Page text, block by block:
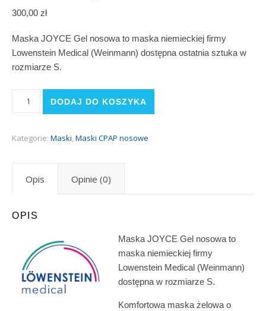
300,00 zł
Maska JOYCE Gel nosowa to maska niemieckiej firmy
Lowenstein Medical (Weinmann) dostępna ostatnia sztuka w
rozmiarze S.
DODAJ DO KOSZYKA
Kategorie: Maski,Maski CPAP nosowe
Opis Opinie (0)
OPIS
Maska JOYCE Gel nosowa to
maska niemieckiej firmy
Lowenstein Medical (Weinmann)
dostępna w rozmiarze S.
Komfortowa maska żelowa o